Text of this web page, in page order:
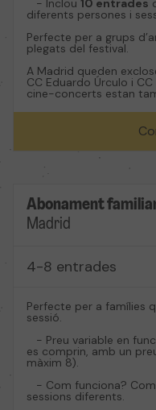
- Inclou 10 entrades
diferents persones i
Perfecte per a grups
plegats del festival.
A Madrid queden
CC Eduardo Úrculo i
cine-concerts estan
Abonament
Madrid
4-8 entrades
Perfecte per a famílies
sessió.
- Preu variable en
es comprin, amb un
màxim 8).
- Com funciona?
sessions diferents.